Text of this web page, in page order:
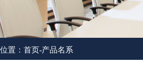
位置： 首页-产品名系